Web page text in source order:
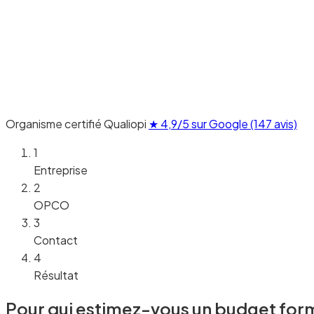
Organisme certifié Qualiopi ★ 4,9/5 sur Google(147 avis)
1
Entreprise
2
OPCO
3
Contact
4
Résultat
Pour qui estimez-vous un budget